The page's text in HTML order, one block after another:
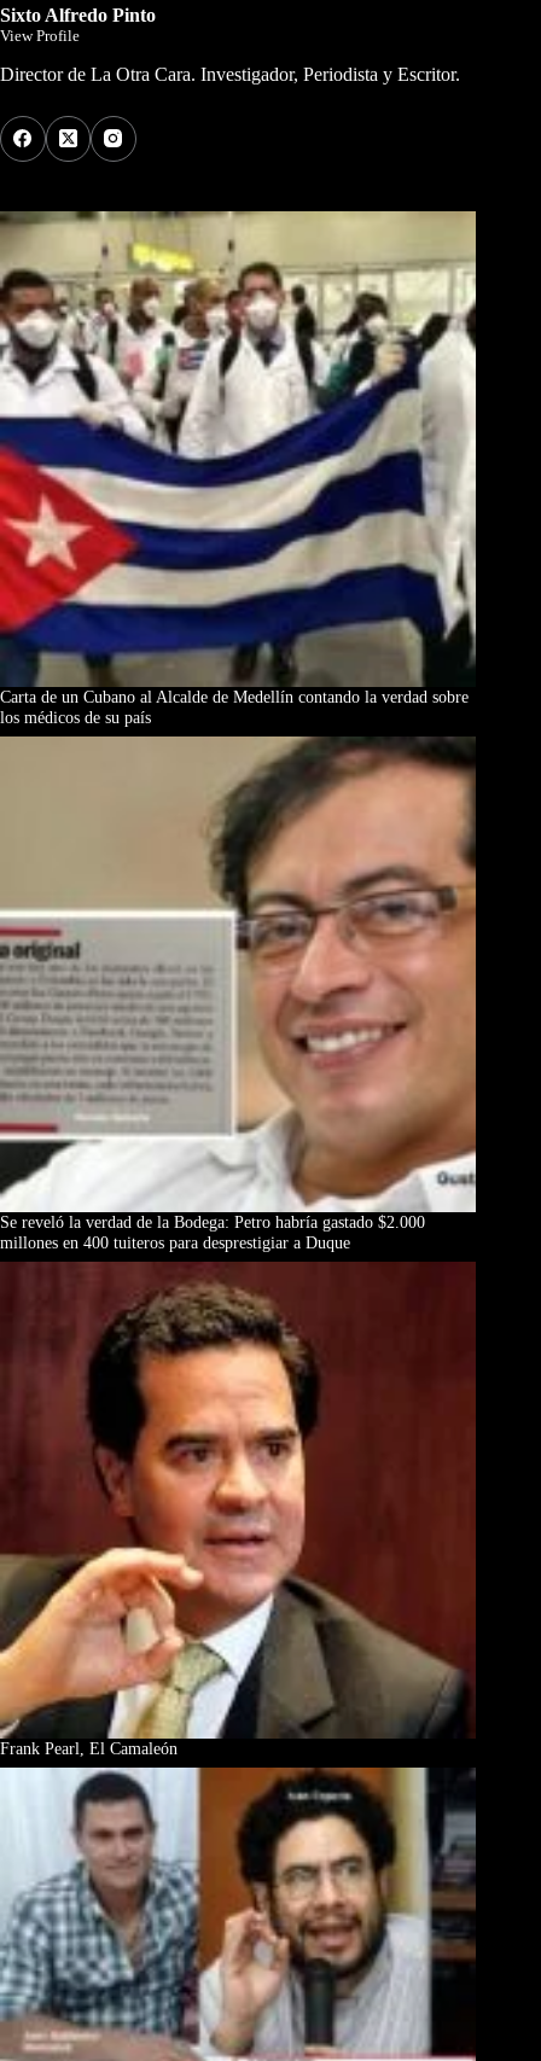
Sixto Alfredo Pinto
View Profile
Director de La Otra Cara. Investigador, Periodista y Escritor.
Carta de un Cubano al Alcalde de Medellín contando la verdad sobre
los médicos de su país
Se reveló la verdad de la Bodega: Petro habría gastado $2.000
millones en 400 tuiteros para desprestigiar a Duque
Frank Pearl, El Camaleón